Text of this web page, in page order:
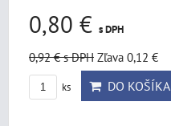
0,80 € s DPH
0,92 €s DPH Zľava 0,12 €
ks DO KOŠÍKA